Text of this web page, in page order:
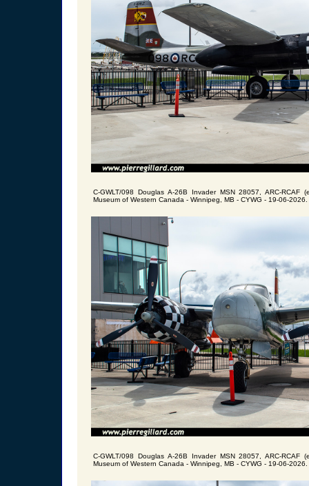
C-GWLT/098 Douglas A-26B Invader MSN 28057, ARC-RCAF
Museum of Western Canada - Winnipeg, MB - CYWG - 19-06-2026.
C-GWLT/098 Douglas A-26B Invader MSN 28057, ARC-RCAF
Museum of Western Canada - Winnipeg, MB - CYWG - 19-06-2026.